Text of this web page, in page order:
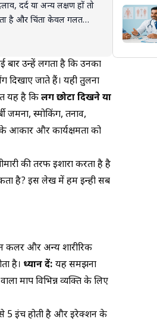
दर्द या अन्य लक्षण हों तो
है और चिंता केवल गलत
बार उन्हें लगता है कि उनका
जाते हैं। यही तुलना
यह है किलिंग छोटा दिखने या
जमना, स्मोकिंग, तनाव,
के आकार और कार्यक्षमता को
की तरफ इशारा करता है है
है? इस लेख में हम इन्ही सब
कलर और अन्य शारीरिक
है। ध्यान दें: यह समझना
माप विभिन्न व्यक्ति के लिए
5 इंच होती है और इरेक्शन के